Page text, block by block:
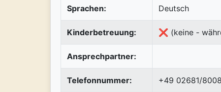
Sprachen: Deutsch
Kinderbetreuung: ❌ (keine -
Ansprechpartner:
Telefonnummer: +49 02681/